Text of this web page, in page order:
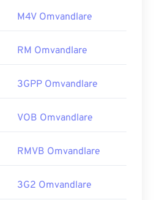
M4V Omvandlare
RM Omvandlare
3GPP Omvandlare
VOB Omvandlare
RMVB Omvandlare
3G2 Omvandlare